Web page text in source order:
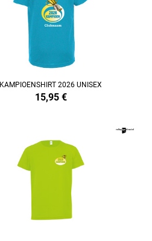
KAMPIOENSHIRT 2026 UNISEX
15,95 €